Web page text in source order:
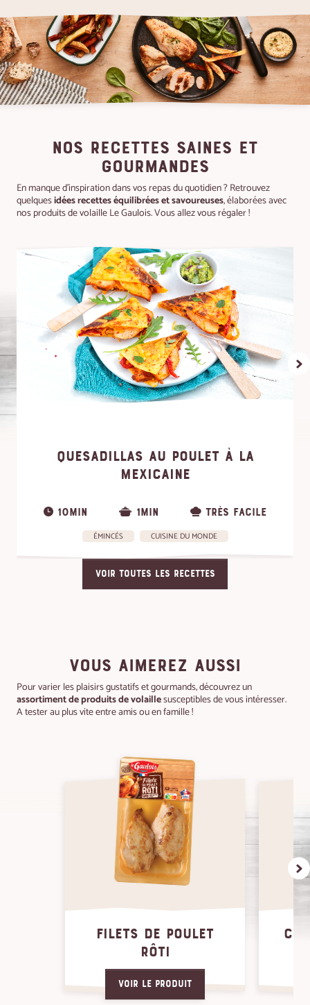
NOS RECETTES SAINES ET
GOURMANDES
En manque d'inspiration dans vos repas du quotidien ? Retrouvez
quelquesidées recettes équilibrées et savoureuses, élaborées avec
nos produits de volaille Le Gaulois. Vous allez vous régaler !
QUESADILLAS AU POULET À LA
MEXICAINE
10MIN 1MIN TRÈS FACILE
ÉMINCÉS CUISINE DU MONDE
VOIR TOUTES LES RECETTES
VOUS AIMEREZ AUSSI
Pour varier les plaisirs gustatifs et gourmands, découvrez un
assortiment de produits de volaillesusceptibles de vous intéresser.
A tester au plus vite entre amis ou en famille !
FILETS DE POULET
RÔTI
Voir le produit